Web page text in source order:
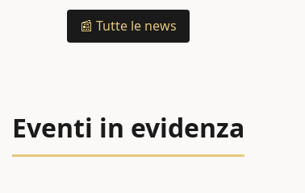
📰 Tutte le news
Eventi in evidenza